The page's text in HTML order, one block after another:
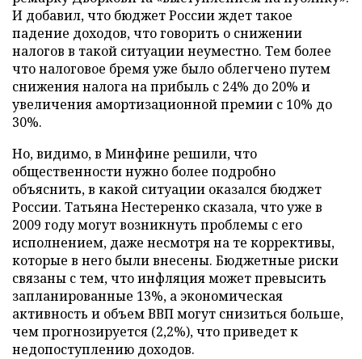
И добавил, что бюджет России ждет такое
падение доходов, что говорить о снижении
налогов в такой ситуации неуместно. Тем более
что налоговое бремя уже было облегчено путем
снижения налога на прибыль с 24% до 20% и
увеличения амортизационной премии с 10% до
30%.
Но, видимо, в Минфине решили, что
общественности нужно более подробно
объяснить, в какой ситуации оказался бюджет
России. Татьяна Нестеренко сказала, что уже в
2009 году могут возникнуть проблемы с его
исполнением, даже несмотря на те коррективы,
которые в него были внесены. Бюджетные риски
связаны с тем, что инфляция может превысить
запланированные 13%, а экономическая
активность и объем ВВП могут снизиться больше,
чем прогнозируется (2,2%), что приведет к
недопоступлению доходов.